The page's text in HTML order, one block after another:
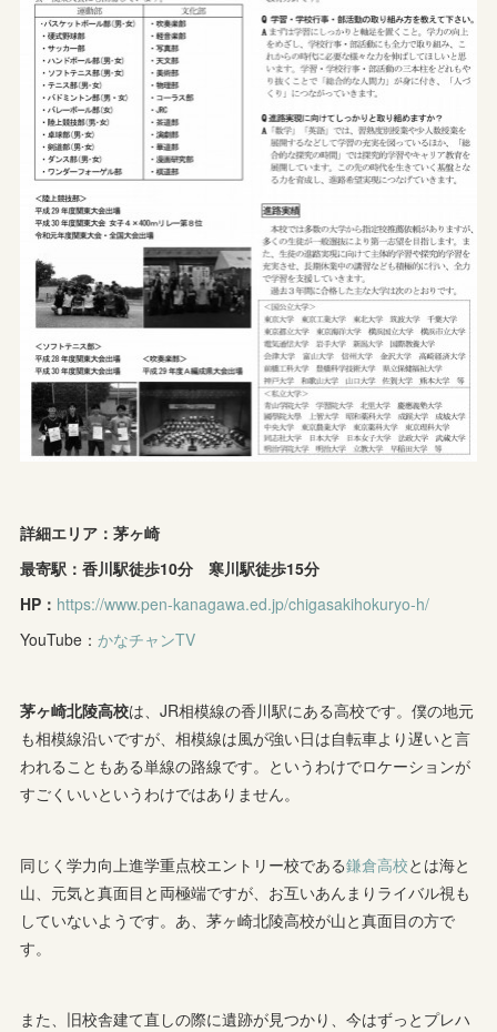
詳細エリア：茅ヶ崎
最寄駅：香川駅徒歩10分 寒川駅徒歩15分
HP： https://www.pen-kanagawa.ed.jp/chigasakihokuryo-h/
YouTube：かなチャンTV
茅ヶ崎北陵高校は、JR相模線の香川駅にある高校です。僕の地元
も相模線沿いですが、相模線は風が強い日は自転車より遅いと言
われることもある単線の路線です。というわけでロケーションが
すごくいいというわけではありません。
同じく学力向上進学重点校エントリー校である鎌倉高校とは海と
山、元気と真面目と両極端ですが、お互いあんまりライバル視も
していないようです。あ、茅ヶ崎北陵高校が山と真面目の方で
す。
また、旧校舎建て直しの際に遺跡が見つかり、今はずっとプレハ